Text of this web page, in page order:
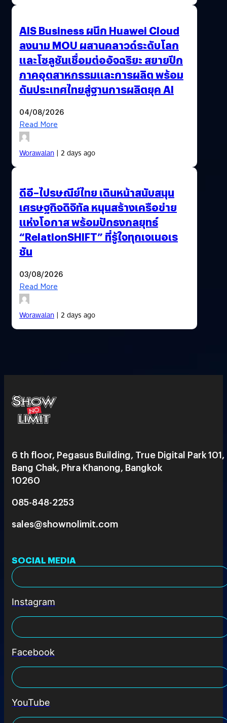
AIS Business ผนึก Huawei Cloud
ลงนาม MOU ผสานคลาวด์ระดับโลก
และโซลูชันเชื่อมต่ออัจฉริยะ สยายปีก
ภาคอุตสาหกรรมและการผลิต พร้อม
ดันประเทศไทยสู่ฐานการผลิตยุค AI
04/08/2026
Read More
Worawalan| 2 days ago
ดีอี–ไปรษณีย์ไทย เดินหน้าสนับสนุน
เศรษฐกิจดิจิทัล หนุนสร้างเครือข่าย
แห่งโอกาส พร้อมปักธงกลยุทธ์
“RelationSHIFT” ที่รู้ใจทุกเจเนอเร
ชัน
03/08/2026
Read More
Worawalan| 2 days ago
6 th floor, Pegasus Building, True Digital Park 101,
Bang Chak, Phra Khanong, Bangkok
10260
085-848-2253
sales@shownolimit.com
SOCIAL MEDIA
Instagram
Facebook
YouTube